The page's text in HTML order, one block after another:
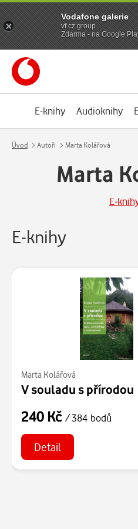
E-knihy Audioknihy
Úvod Autoři Marta Kolářová
Marta
E-
E-knihy
Marta Kolářová
V souladu s přírodou
240 Kč / 384 bodů
Detail
Vodafone galerie
vf.cz.group
Zdarma - na Google